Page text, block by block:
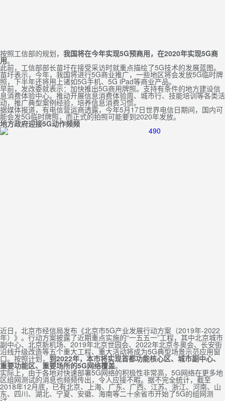
按照工信部的规划， 我国将在今年实现5G预商用，在2020年实现5G商
用。
此前，工信部部长苗圩在接受采访时就重点描绘了5G技术的发展蓝图。
苗圩表示，今年，我国将进行5G商业推广，一些地区将会发放5G临时牌
照，下半年还将用上诸如5G手机、5G iPad等商业产品。
早前，发改委就表示：加快推出5G商用牌照。支持有条件的地方建设信
息消费体验中心。推动开展信息消费体验周、城市行、技能培训等各类活
动，推广典型案例经验，培养信息消费习惯。
据媒体报道，有电信营运商透露，今年5月17日世界电信日期间，国内可
能会发5G临时牌照，而正式的拍照可能要到2020年发放。
地方政府迎接5G动作频频
近日，北京市经信局发布《北京市5G产业发展行动方案（2019年-2022
年）》。行动方案披露了近期重点实施的“一五五一”工程，其中北京城市
副中心、北京新机场、2019年北京世园会、2022年北京冬奥会、长安街
沿线升级改造等五个重大工程、重大活动将成为5G典型场景示范应用窗
口。按照计划， 到2022年，本市将实现首都功能核心区、城市副中心、
重要功能区、重要场所的5G网络覆盖。
实际上，由于各地对快速部署5G网络的积极性非常高，5G网络在更多地
区组网测试的消息也频频传出，令人应接不暇。据不完全统计，截至
2018年12月底，已有北京、上海、广东、广西、江苏、浙江、河南、山
东、四川、湖北、宁夏、安徽、海南等二十余省市开始了5G的组网测